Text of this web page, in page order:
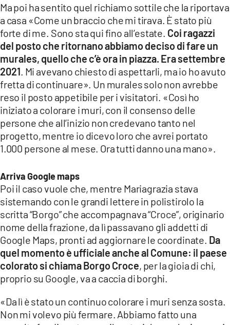
Ma poi ha sentito quel richiamo sottile che la riportava
a casa «Come un braccio che mi tirava. È stato più
forte di me. Sono sta qui fino all’estate. Coi ragazzi
del posto che ritornano abbiamo deciso di fare un
murales, quello che c’è ora in piazza. Era settembre
2021 . Mi avevano chiesto di aspettarli, ma io ho avuto
fretta di continuare». Un murales solo non avrebbe
reso il posto appetibile per i visitatori. «Così ho
iniziato a colorare i muri, con il consenso delle
persone che all’inizio non credevano tanto nel
progetto, mentre io dicevo loro che avrei portato
1.000 persone al mese. Ora tutti danno una mano».
Arriva Google maps
Poi il caso vuole che, mentre Mariagrazia stava
sistemando con le grandi lettere in polistirolo la
scritta “Borgo” che accompagnava “Croce”, originario
nome della frazione, da lì passavano gli addetti di
Google Maps, pronti ad aggiornare le coordinate. Da
quel momento è ufficiale anche al Comune: il paese
colorato si chiama Borgo Croce, per la gioia di chi,
proprio su Google, va a caccia di borghi.
«Da lì è stato un continuo colorare i muri senza sosta.
Non mi volevo più fermare. Abbiamo fatto una